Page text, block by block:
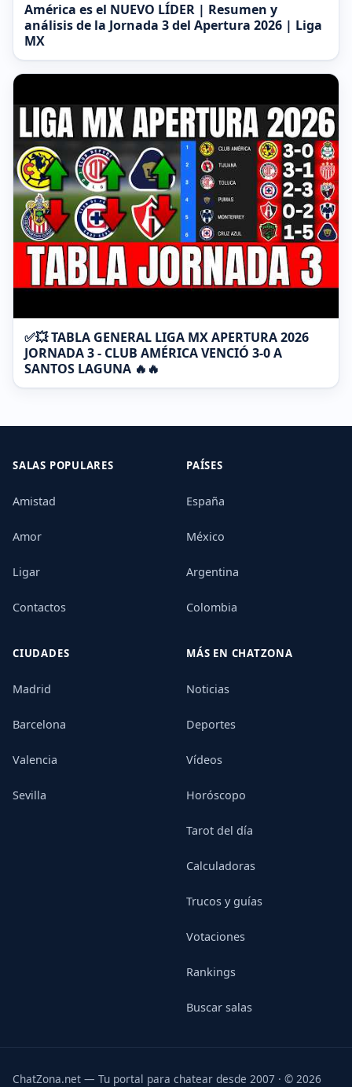
América es el NUEVO LÍDER | Resumen y
análisis de la Jornada 3 del Apertura 2026 | Liga
MX
✅💥 TABLA GENERAL LIGA MX APERTURA 2026
JORNADA 3 - CLUB AMÉRICA VENCIÓ 3-0 A
SANTOS LAGUNA 🔥🔥
SALAS POPULARES
Amistad
Amor
Ligar
Contactos
PAÍSES
España
México
Argentina
Colombia
CIUDADES
Madrid
Barcelona
Valencia
Sevilla
MÁS EN CHATZONA
Noticias
Deportes
Vídeos
Horóscopo
Tarot del día
Calculadoras
Trucos y guías
Votaciones
Rankings
Buscar salas
ChatZona.net — Tu portal para chatear desde 2007 · © 2026